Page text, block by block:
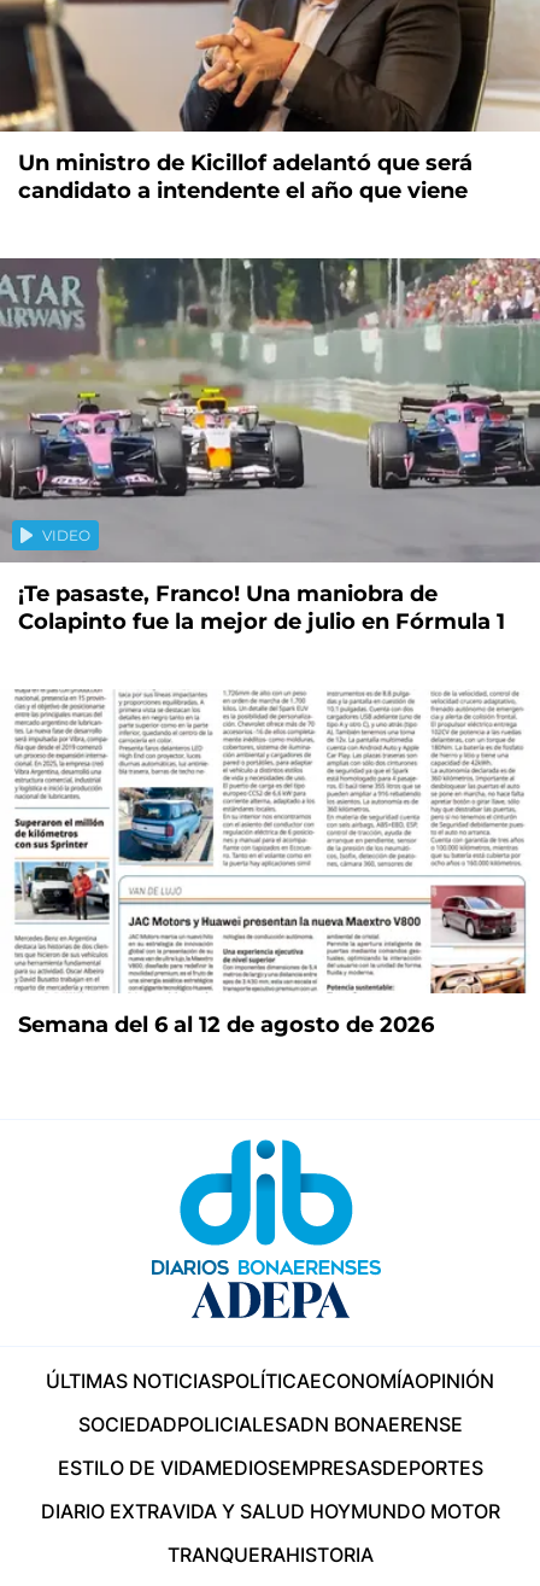
Un ministro de Kicillof adelantó que será
candidato a intendente el año que viene
VIDEO
¡Te pasaste, Franco! Una maniobra de
Colapinto fue la mejor de julio en Fórmula 1
Semana del 6 al 12 de agosto de 2026
ÚLTIMAS NOTICIASPOLÍTICAECONOMÍAOPINIÓN
SOCIEDADPOLICIALESADN BONAERENSE
ESTILO DE VIDAMEDIOSEMPRESASDEPORTES
DIARIO EXTRAVIDA Y SALUD HOYMUNDO MOTOR
TRANQUERAHISTORIA